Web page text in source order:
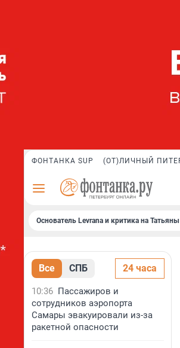
ФОНТАНКА SUP (ОТ)ЛИЧНЫЙ
Основатель Levrana и критика на
Все СПБ 24 часа
10:36 Пассажиров и
сотрудников аэропорта
Самары эвакуировали из-за
ракетной опасности